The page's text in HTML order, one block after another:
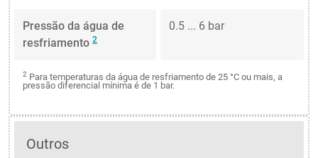
Pressão da água de
resfriamento 2
0.5 ... 6 bar
2 Para temperaturas da água de resfriamento de 25 °C ou mais, a
pressão diferencial mínima é de 1 bar.
Outros